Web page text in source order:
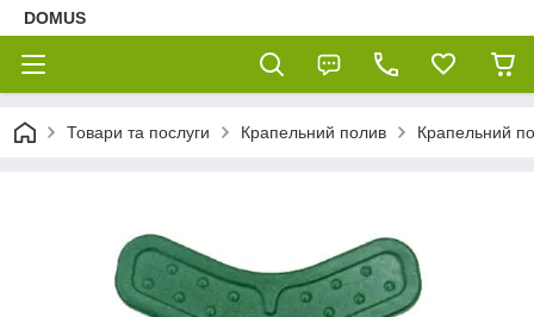
DOMUS
Товари та послуги Крапельний полив Крапельний